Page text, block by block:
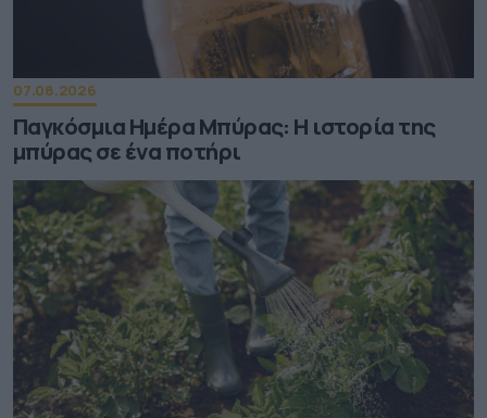
07.08.2026
Παγκόσμια Ημέρα Μπύρας: Η ιστορία της
μπύρας σε ένα ποτήρι